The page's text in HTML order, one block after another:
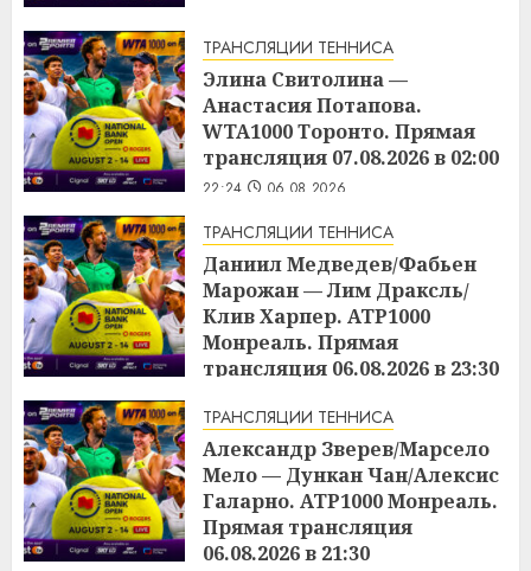
ТРАНСЛЯЦИИ ТЕННИСА
Элина Свитолина —
Анастасия Потапова.
WTA1000 Торонто. Прямая
трансляция 07.08.2026 в 02:00
22:24 06.08.2026
ТРАНСЛЯЦИИ ТЕННИСА
Даниил Медведев/Фабьен
Марожан — Лим Драксль/
Клив Харпер. ATP1000
Монреаль. Прямая
трансляция 06.08.2026 в 23:30
ТРАНСЛЯЦИИ ТЕННИСА
Александр Зверев/Марсело
Мело — Дункан Чан/Алексис
Галарно. ATP1000 Монреаль.
Прямая трансляция
06.08.2026 в 21:30